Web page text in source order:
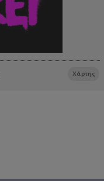
Χάρτης